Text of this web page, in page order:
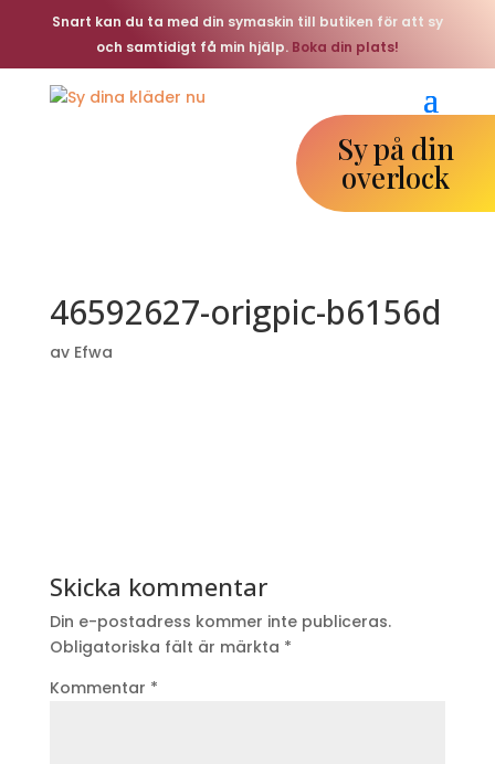
Snart kan du ta med din symaskin till butiken för att sy
och samtidigt få min hjälp. Boka din plats!
Sy på din
overlock
46592627-origpic-b6156d
av Efwa
Skicka kommentar
Din e-postadress kommer inte publiceras.
Obligatoriska fält är märkta *
Kommentar *